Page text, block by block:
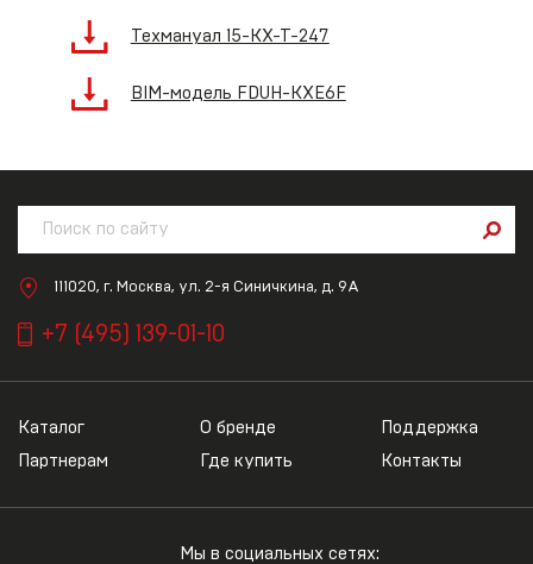
Техмануал 15-KX-T-247
BIM-модель FDUH-KXE6F
111020, г. Москва, ул. 2-я Синичкина, д. 9А
+7 (495) 139-01-10
Каталог О бренде
Поддержка
Партнерам
Где купить Контакты
Мы в социальных сетях: